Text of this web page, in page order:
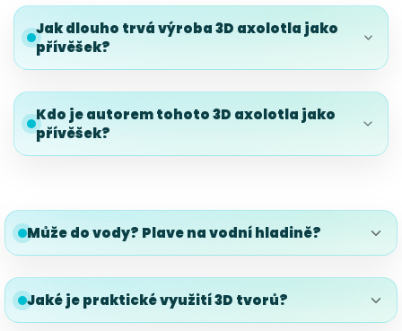
Jak dlouho trvá výroba 3D axolotla jako
přívěšek?
Kdo je autorem tohoto 3D axolotla jako
přívěšek?
Může do vody? Plave na vodní hladině?
Jaké je praktické využití 3D tvorů?